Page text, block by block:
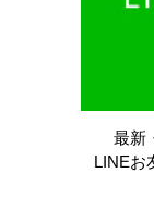
最新
LINEお